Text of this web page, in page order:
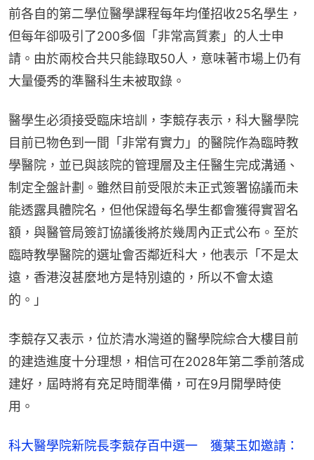
前各自的第二學位醫學課程每年均僅招收25名學生，
但每年卻吸引了200多個「非常高質素」的人士申
請。由於兩校合共只能錄取50人，意味著市場上仍有
大量優秀的準醫科生未被取錄。
醫學生必須接受臨床培訓，李競存表示，科大醫學院
目前已物色到一間「非常有實力」的醫院作為臨時教
學醫院，並已與該院的管理層及主任醫生完成溝通、
制定全盤計劃。雖然目前受限於未正式簽署協議而未
能透露具體院名，但他保證每名學生都會獲得實習名
額，與醫管局簽訂協議後將於幾周內正式公布。至於
臨時教學醫院的選址會否鄰近科大，他表示「不是太
遠，香港沒甚麼地方是特別遠的，所以不會太遠
的。」
李競存又表示，位於清水灣道的醫學院綜合大樓目前
的建造進度十分理想，相信可在2028年第二季前落成
建好，屆時將有充足時間準備，可在9月開學時使
用。
科大醫學院新院長李競存百中選一 獲葉玉如邀請：